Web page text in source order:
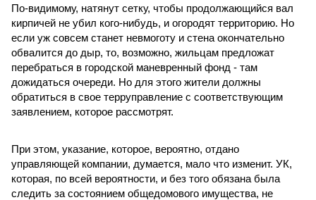
По-видимому, натянут сетку, чтобы продолжающийся вал
кирпичей не убил кого-нибудь, и огородят территорию. Но
если уж совсем станет невмоготу и стена окончательно
обвалится до дыр, то, возможно, жильцам предложат
перебраться в городской маневренный фонд - там
дожидаться очереди. Но для этого жители должны
обратиться в свое терруправление с соответствующим
заявлением, которое рассмотрят.
При этом, указание, которое, вероятно, отдано
управляющей компании, думается, мало что изменит. УК,
которая, по всей вероятности, и без того обязана была
следить за состоянием общедомового имущества, не